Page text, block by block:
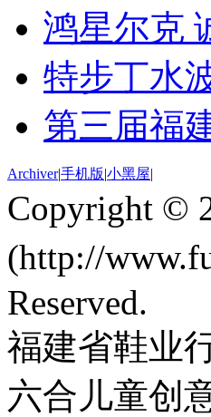
鸿星尔克
特步丁水
第三届福
Archiver|手机版|小黑屋|
Copyright ©
(http://
Reserved.
福建省鞋业
六合儿童创